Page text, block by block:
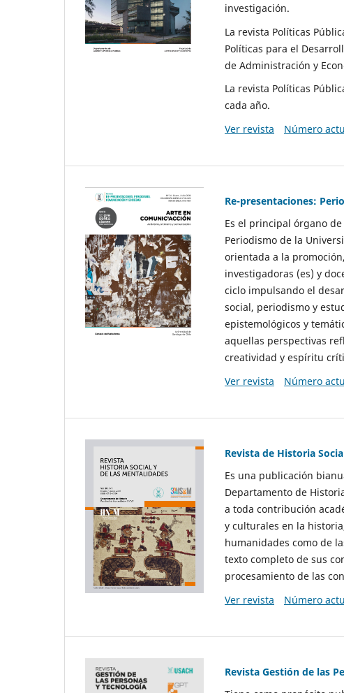
investigación.
La revista Políticas
Políticas para el
de Administración y
La revista Políticas
cada año.
Ver revista
Número
Re-presentaciones:
Es el principal órgano
Periodismo de la
orientada a la
investigadoras (es) y
ciclo impulsando el
social, periodismo y
epistemológicos y
aquellas perspectivas
creatividad y espíritu
Ver revista
Número
Revista de Historia
Es una publicación
Departamento de
a toda contribución
y culturales en la
humanidades como de
texto completo de sus
procesamiento de las
Ver revista
Número
Revista Gestión de las